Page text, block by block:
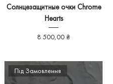
Солнцезащитные очки Chrome
Hearts
Ціна
8 500,00 ₴
Під Замовлення